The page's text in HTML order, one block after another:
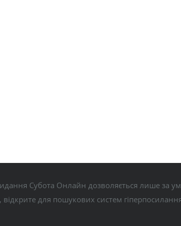
Субота Онлайн дозволяється лише за
для пошукових систем